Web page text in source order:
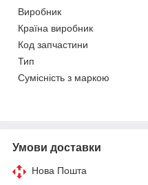
Виробник
Країна виробник
Код запчастини
Тип
Сумісність з маркою
Умови доставки
Нова Пошта